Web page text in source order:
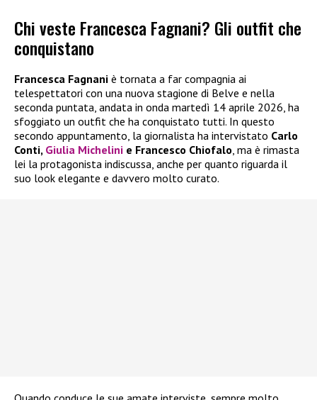
Chi veste Francesca Fagnani? Gli outfit che
conquistano
Francesca Fagnani è tornata a far compagnia ai
telespettatori con una nuova stagione di Belve e nella
seconda puntata, andata in onda martedì 14 aprile 2026, ha
sfoggiato un outfit che ha conquistato tutti. In questo
secondo appuntamento, la giornalista ha intervistato Carlo
Conti, Giulia Michelini e Francesco Chiofalo, ma è rimasta
lei la protagonista indiscussa, anche per quanto riguarda il
suo look elegante e davvero molto curato.